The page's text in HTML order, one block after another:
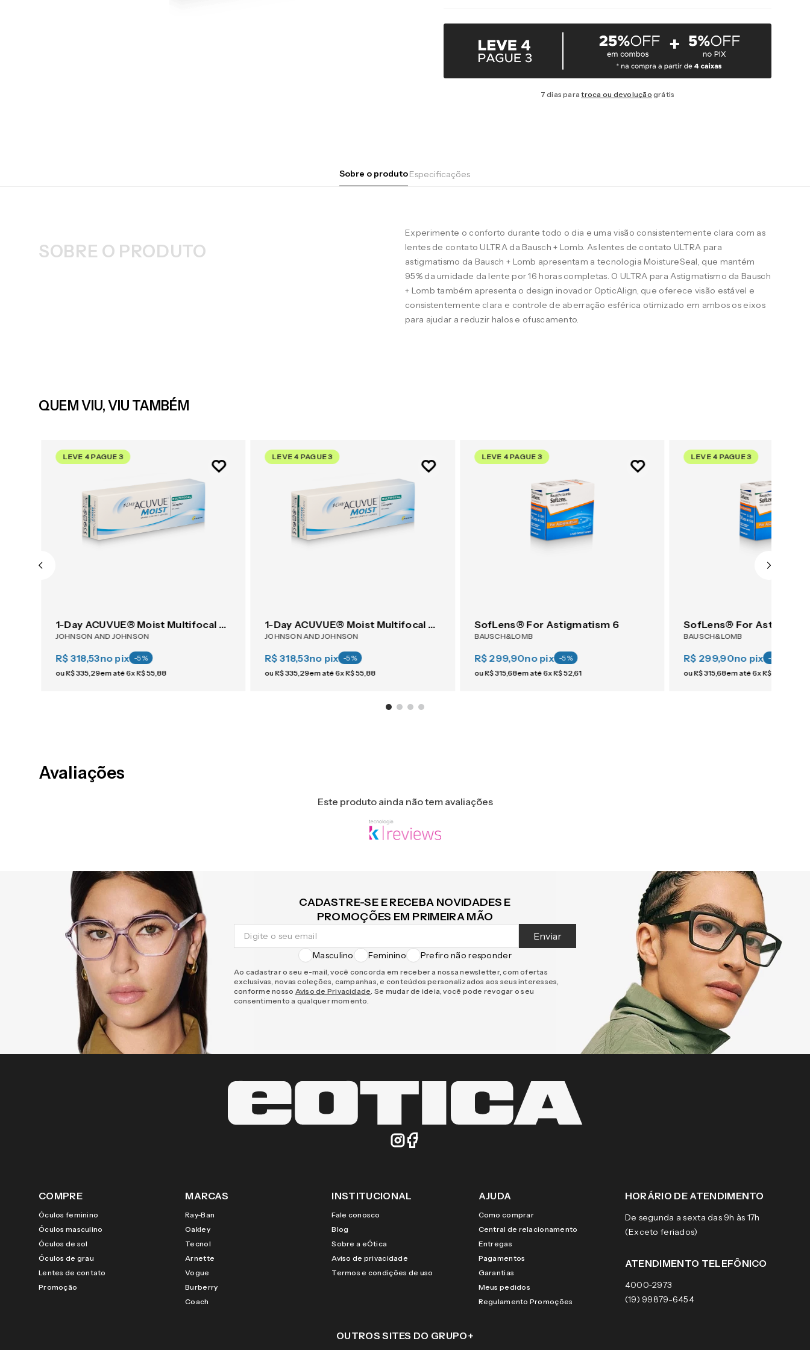
7 dias paratroca ou devolução grátis
Sobre o produtoEspecificações
SOBRE O PRODUTO
Experimente o conforto durante todo o dia e uma visão consistentemente clara com as
lentes de contato ULTRA da Bausch + Lomb. As lentes de contato ULTRA para
astigmatismo da Bausch + Lomb apresentam a tecnologia MoistureSeal, que mantém
95% da umidade da lente por 16 horas completas. O ULTRA para Astigmatismo da Bausch
+ Lomb também apresenta o design inovador OpticAlign, que oferece visão estável e
consistentemente clara e controle de aberração esférica otimizado em ambos os eixos
para ajudar a reduzir halos e ofuscamento.
QUEM VIU, VIU TAMBÉM
LEVE 4 PAGUE 3
1-Day ACUVUE® Moist Multifocal 30
JOHNSON AND JOHNSON
R$ 318,53no pix -5%
ouR$335, 29em até6xR$55, 88
LEVE 4 PAGUE 3
1-Day ACUVUE® Moist Multifocal 30
JOHNSON AND JOHNSON
R$ 318,53no pix -5%
ouR$335 29em até6xR$55 ,88
LEVE 4 PAGUE 3
SofLens® For Astigmatism 6
BAUSCH&LOMB
R$ 299,90no pix -5%
ouR$315,68em até6xR$52,61
LEVE 4 PAGUE 3
SofLens® For
BAUSCH&LOMB
R$ 299,90no pix -5
ouR$315,68em até6xR$
Avaliações
Este produto ainda não tem avaliações
CADASTRE-SE E RECEBA NOVIDADES E
PROMOÇÕES EM PRIMEIRA MÃO
Enviar
Masculino Feminino Prefiro não responder
Ao cadastrar o seu e-mail, você concorda em receber a nossa newsletter, com ofertas
exclusivas, novas coleções, campanhas, e conteúdos personalizados aos seus interesses,
conforme nosso Aviso de Privacidade. Se mudar de ideia, você pode revogar o seu
consentimento a qualquer momento.
COMPRE
Óculos feminino
Óculos masculino
Óculos de sol
Óculos de grau
Lentes de contato
Promoção
MARCAS
Ray-Ban
Oakley
Tecnol
Arnette
Vogue
Burberry
Coach
INSTITUCIONAL
Fale conosco
Blog
Sobre a eÓtica
Aviso de privacidade
Termos e condições de uso
AJUDA
Como comprar
Central de relacionamento
Entregas
Pagamentos
Garantias
Meus pedidos
Regulamento Promoções
HORÁRIO DE ATENDIMENTO
De segunda a sexta das 9h às 17h
(Exceto feriados)
ATENDIMENTO TELEFÔNICO
4000-2973
(19) 99879-6454
OUTROS SITES DO GRUPO+